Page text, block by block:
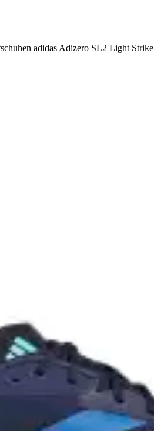
adidas Adizero SL2 Light